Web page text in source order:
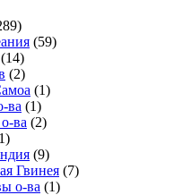
(59)
(14)
(2)
(1)
ва (1)
ва (2)
(9)
Гвинея (7)
о-ва (1)